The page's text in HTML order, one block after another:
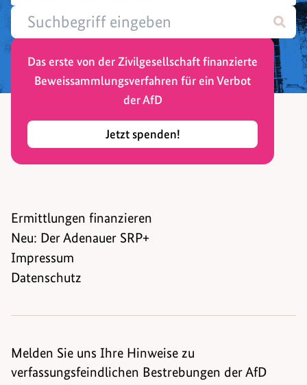
Das erste von der Zivilgesellschaft finanzierte
Beweissammlungsverfahren für ein Verbot
der AfD
Jetzt spenden!
Ermittlungen finanzieren
Neu: Der Adenauer SRP+
Impressum
Datenschutz
Melden Sie uns Ihre Hinweise zu
verfassungsfeindlichen Bestrebungen der AfD